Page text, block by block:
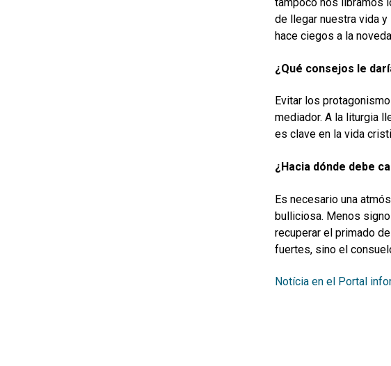
de llegar nuestra vida
hace ciegos a la
¿Qué consejos le
Evitar los
mediador. A la liturgia
es clave en la vida
¿Hacia dónde debe
Es necesario una
bulliciosa. Menos
recuperar el primado
fuertes, sino el
Notícia en el Portal